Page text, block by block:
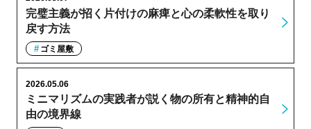
完璧主義が招く片付けの麻痺と心の柔軟性を取り
戻す方法
ゴミ屋敷
ミニマリズムの実践者が説く物の所有と精神的自
由の境界線
2026.05.06